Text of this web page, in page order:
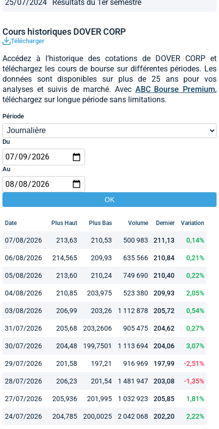
25/07/2024 Résultats du 1er semestre
Cours historiques DOVER CORP
Télécharger
Accédez à l’historique des cotations de DOVER CORP et
téléchargez les cours de bourse sur différentes périodes. Les
données sont disponibles sur plus de 25 ans pour vos
analyses et suivis de marché. Avec ABC Bourse Premium,
téléchargez sur longue période sans limitations.
Période
Du
Au
Date Plus Haut Plus Bas Volume Dernier Variation
07/08/2026 213,63 210,53 500 983 211,13 0,14%
06/08/2026 214,565 209,93 635 566 210,84 0,21%
05/08/2026 213,60 210,24 749 690 210,40 0,22%
04/08/2026 210,85 203,975 523 380 209,93 2,05%
03/08/2026 206,99 203,26 1 112 878 205,72 0,54%
31/07/2026 205,68 203,2606 905 475 204,62 0,27%
30/07/2026 204,48 199,7501 1 113 694 204,06 3,07%
29/07/2026 201,58 197,21 916 969 197,99 -2,51%
28/07/2026 206,23 201,54 1 481 947 203,08 -1,35%
27/07/2026 205,936 201,995 1 032 923 205,85 1,81%
24/07/2026 204,785 200,0025 2 042 068 202,20 2,22%